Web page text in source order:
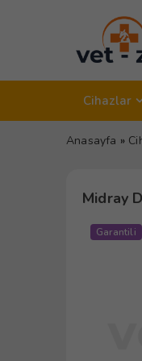
Cihazlar
Anasayfa »
Midray
Garantili